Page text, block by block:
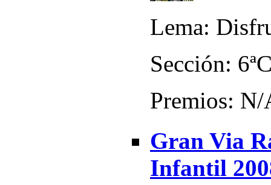
Lema:
Sección:
Premios: N/
Gran Via
Infantil